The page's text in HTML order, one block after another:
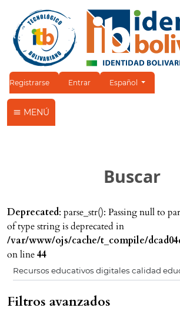
Registrarse Entrar Cambiar el idioma.
Español
MENÚ
Buscar
Deprecated: parse_str(): Passing null to
of type string is deprecated in
/var/www/ojs/cache/t_compile/
on line44
Filtros avanzados